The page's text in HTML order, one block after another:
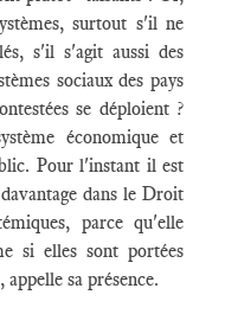
surtout s'il ne
s'il s'agit aussi des
sociaux des pays
se déploient ?
économique et
Pour l'instant il est
dans le Droit
parce qu'elle
si elles sont portées
sa présence.